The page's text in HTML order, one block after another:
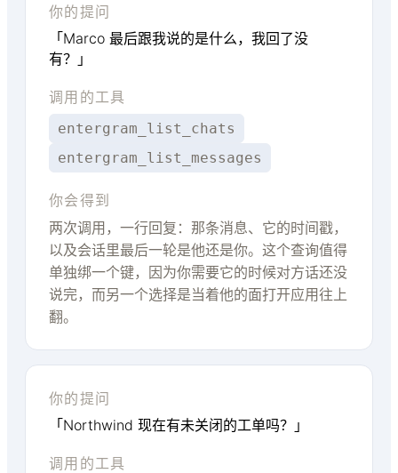
你的提问
「Marco 最后跟我说的是什么，我回了没
有？」
调用的工具
entergram_list_chats
entergram_list_messages
你会得到
两次调用，一行回复：那条消息、它的时间戳，
以及会话里最后一轮是他还是你。这个查询值得
单独绑一个键，因为你需要它的时候对方话还没
说完，而另一个选择是当着他的面打开应用往上
翻。
你的提问
「Northwind 现在有未关闭的工单吗？」
调用的工具